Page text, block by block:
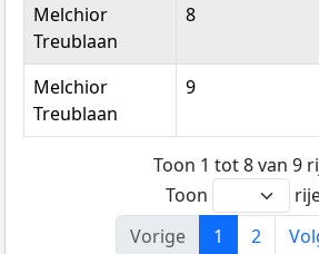
Melchior
Treublaan
8
Melchior
Treublaan
9
Toon 1 tot 8 van 9
Toon
Vorige
1 2